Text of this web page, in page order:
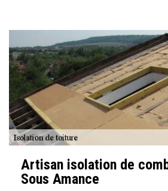
Artisan isolation de
Sous Amance